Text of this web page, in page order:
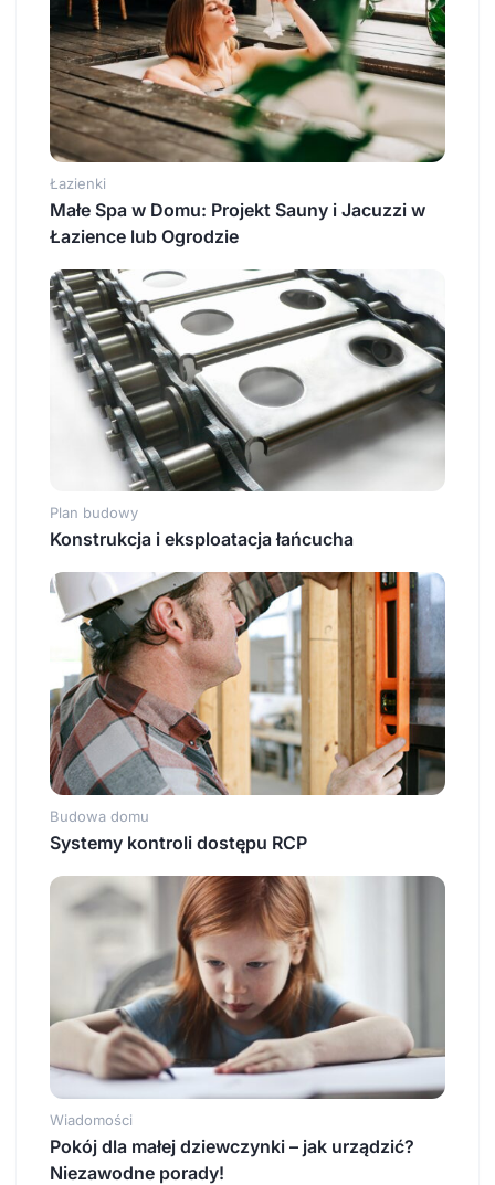
Łazienki
Małe Spa w Domu: Projekt Sauny i Jacuzzi w
Łazience lub Ogrodzie
Plan budowy
Konstrukcja i eksploatacja łańcucha
Budowa domu
Systemy kontroli dostępu RCP
Wiadomości
Pokój dla małej dziewczynki – jak urządzić?
Niezawodne porady!